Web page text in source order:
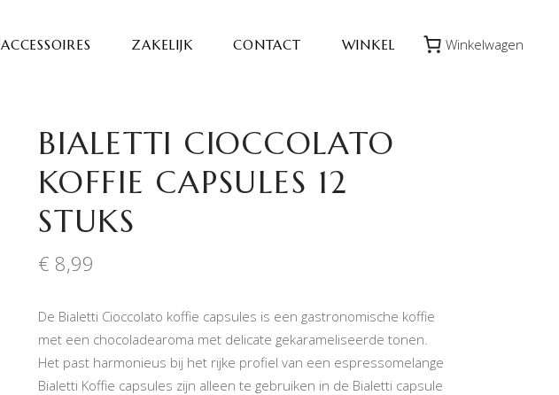
ACCESSOIRES ZAKELIJK CONTACT WINKEL Winkelwagen
BIALETTI CIOCCOLATO
KOFFIE CAPSULES 12
STUKS
€ 8,99
De Bialetti Cioccolato koffie capsules is een gastronomische koffie
met een chocoladearoma met delicate gekarameliseerde tonen.
Het past harmonieus bij het rijke profiel van een espressomelange
Bialetti Koffie capsules zijn alleen te gebruiken in de Bialetti capsule